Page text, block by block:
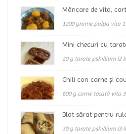
Mâncare de vita,
1200 grame pulpa vita
Mini checuri cu
20 g tarate pshillium (2
Chili con carne și
600 g carne tocată vita 3
Blat sărat pentru
30 g tarate pshillium (3